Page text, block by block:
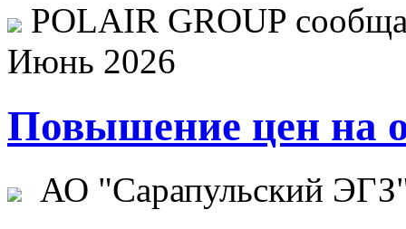
POLAIR GROUP
Июнь 2026
Повышение цен на
АО "Сарапульский